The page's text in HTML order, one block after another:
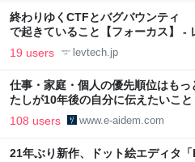
終わりゆくCTFとバグバウンティ
で起きていること【フォーカス】 -
19 users levtech.jp
仕事・家庭・個人の優先順位はも
たしが10年後の自分に伝えたいこ
108 users www.e-aidem.com
21年ぶり新作、ドット絵エディタ「